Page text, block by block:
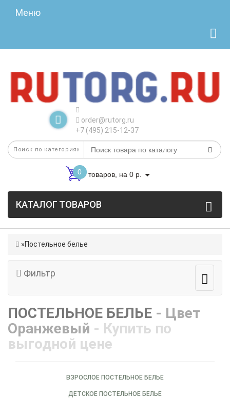
Меню
order@rutorg.ru
+7 (495) 215-12-37
0 товаров, на 0 р.
КАТАЛОГ ТОВАРОВ
Постельное белье
Фильтр
ПОСТЕЛЬНОЕ БЕЛЬЕ - Цвет
Оранжевый - Купить по
выгодной цене
ВЗРОСЛОЕ ПОСТЕЛЬНОЕ БЕЛЬЕ
ДЕТСКОЕ ПОСТЕЛЬНОЕ БЕЛЬЕ